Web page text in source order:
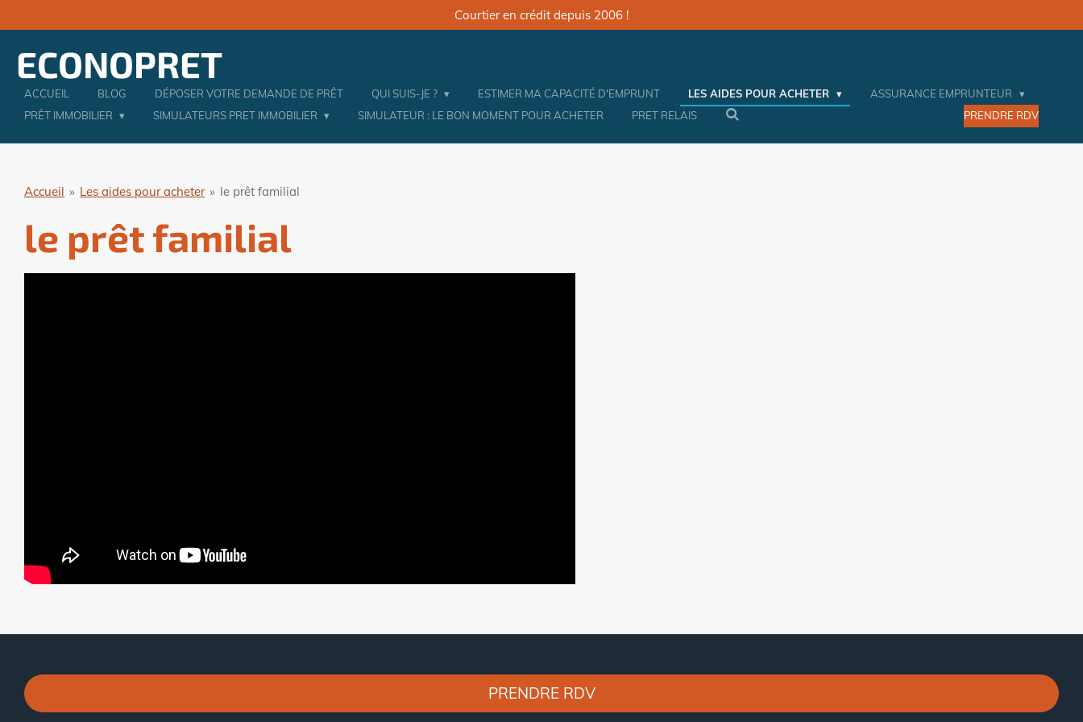
au
contenu
principal
Courtier en crédit depuis 2006 !
ECONOPRET
ACCUEIL BLOG DÉPOSER VOTRE DEMANDE DE PRÊT QUI SUIS-JE ? ESTIMER MA CAPACITÉ D'EMPRUNT LES AIDES POUR ACHETER
ASSURANCE EMPRUNTEUR
PRÊT IMMOBILIER
SIMULATEURS PRET IMMOBILIER SIMULATEUR : LE BON MOMENT POUR ACHETER PRET RELAIS PRENDRE RDV
Accueil » Les aides pour acheter » le prêt familial
le prêt familial
PRENDRE RDV